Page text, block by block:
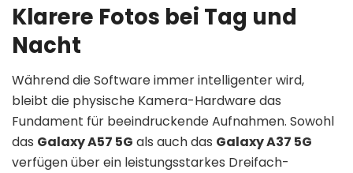
Klarere Fotos bei Tag und
Nacht
Während die Software immer intelligenter wird,
bleibt die physische Kamera-Hardware das
Fundament für beeindruckende Aufnahmen. Sowohl
das Galaxy A57 5G als auch das Galaxy A37 5G
verfügen über ein leistungsstarkes Dreifach-